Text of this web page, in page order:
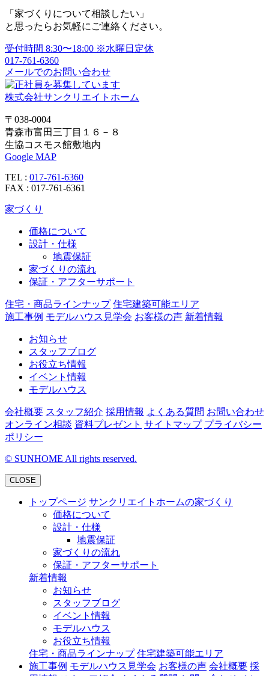
ー
シ
ョ
ン
「家づくりについて相談したい」
と思ったらお気軽にご連絡ください。
受付時間 8:30〜18:00 ※水曜日定休
017-761-6360
メールでのお問い合わせ
株式会社サンクリエイトホーム
〒038-0004
青森市富田三丁目１６－８
生協コスモス館敷地内
Google MAP
TEL : 017-761-6360
FAX : 017-761-6361
家づくり
価格について
設計・仕様
地震保証
家づくりの流れ
保証・アフターサポート
住宅・商品ラインナップ 住宅建築可能エリア
施工事例 モデルハウス見学会 お客様の声 新着情報
お知らせ
スタッフブログ
お役立ち情報
イベント情報
モデルハウス
会社概要 スタッフ紹介 採用情報 よくある質問 お問い合わせ
オンライン相談 資料プレゼント サイトマップ プライバシー
ポリシー
© SUNHOME All rights reserved.
CLOSE
トップページ サンクリエイトホームの家づくり
価格について
設計・仕様
地震保証
家づくりの流れ
保証・アフターサポート
新着情報
お知らせ
スタッフブログ
イベント情報
モデルハウス
お役立ち情報
住宅・商品ラインナップ 住宅建築可能エリア
施工事例 モデルハウス見学会 お客様の声 会社概要 採